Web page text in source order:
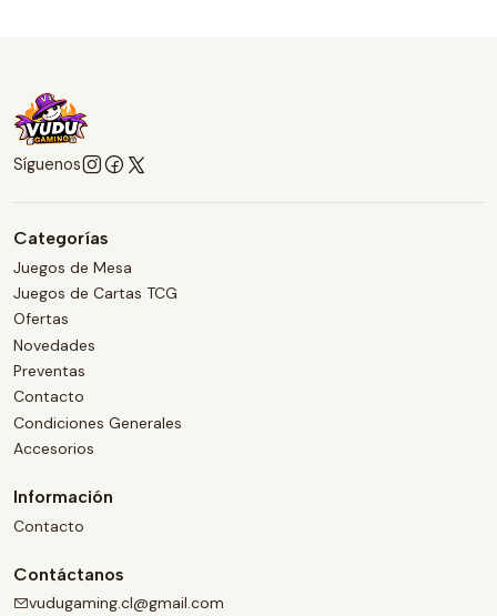
Síguenos
Categorías
Juegos de Mesa
Juegos de Cartas TCG
Ofertas
Novedades
Preventas
Contacto
Condiciones Generales
Accesorios
Información
Contacto
Contáctanos
vudugaming.cl@gmail.com